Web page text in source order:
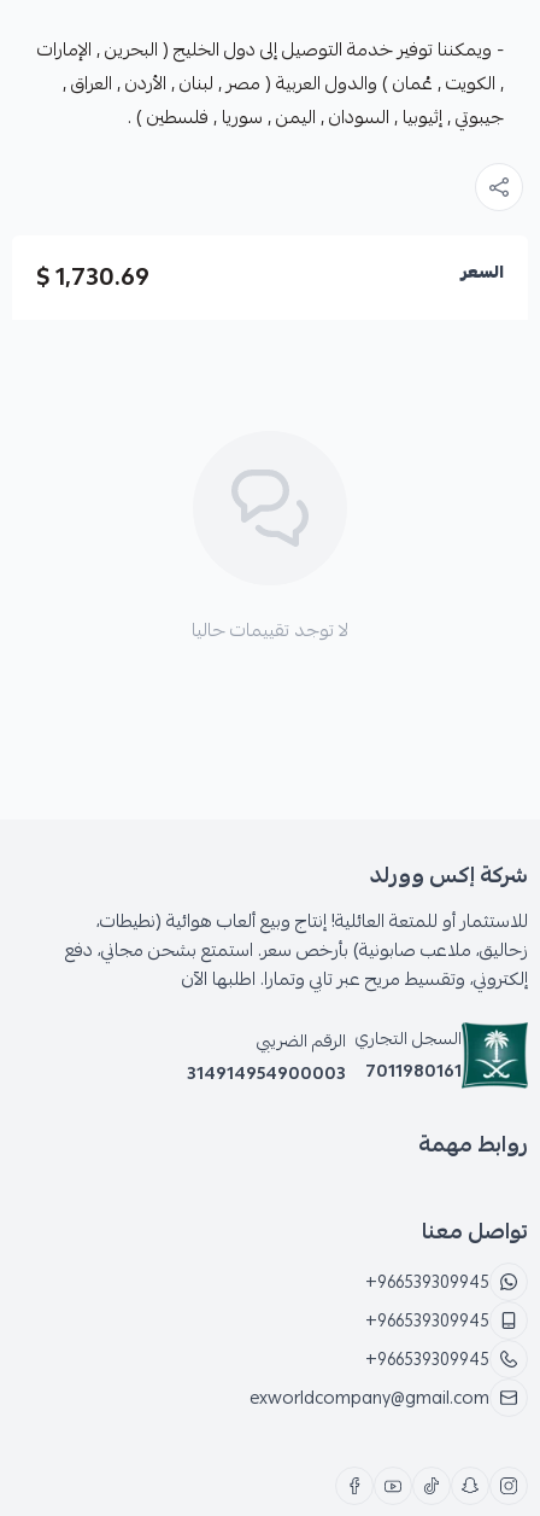
- ويمكننا توفير خدمة التوصيل إلى دول الخليج ( البحرين , الإمارات
, الكويت , عُمان ) والدول العربية ( مصر , لبنان , الأردن , العراق ,
جيبوتي , إثيوبيا , السودان , اليمن , سوريا , فلسطين ) .
السعر 1,730.69 $
لا توجد تقييمات حاليا
شركة إكس وورلد
للاستثمار أو للمتعة العائلية! إنتاج وبيع ألعاب هوائية (نطيطات،
زحاليق، ملاعب صابونية) بأرخص سعر. استمتع بشحن مجاني، دفع
إلكتروني، وتقسيط مريح عبر تابي وتمارا. اطلبها الآن
السجل التجاري
7011980161
الرقم الضريبي
314914954900003
روابط مهمة
تواصل معنا
+966539309945
+966539309945
+966539309945
exworldcompany@gmail.com